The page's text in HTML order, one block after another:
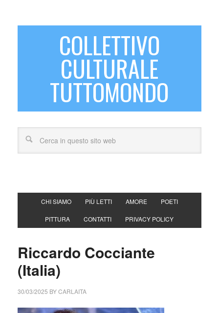
COLLETTIVO
CULTURALE
TUTTOMONDO
CHI SIAMO PIÙ LETTI AMORE POETI
PITTURA CONTATTI PRIVACY POLICY
Riccardo Cocciante
(Italia)
30/03/2025 BYCARLAITA